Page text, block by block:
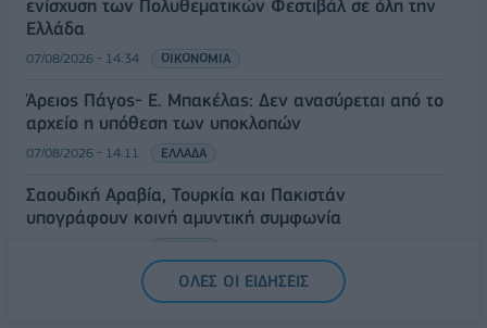
ενίσχυση των Πολυθεματικών Φεστιβάλ σε όλη την
Ελλάδα
07/08/2026 - 14:34 ΟΙΚΟΝΟΜΙΑ
Άρειος Πάγος- Ε. Μπακέλας: Δεν ανασύρεται από το
αρχείο η υπόθεση των υποκλοπών
07/08/2026 - 14:11 ΕΛΛΑΔΑ
Σαουδική Αραβία, Τουρκία και Πακιστάν
υπογράφουν κοινή αμυντική συμφωνία
ΟΛΕΣ ΟΙ ΕΙΔΗΣΕΙΣ